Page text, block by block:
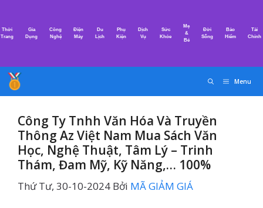
nội
Thời
Trang
Gia
Dụng
Công
Nghệ
Điện
Máy
Du
Lịch
Phụ
Kiện
Dịch
Vụ
Sức
Khỏe
Mẹ
&
Bé
Đời
Sống
Bảo
Hiểm
Tài
Chính
Menu
Công Ty Tnhh Văn Hóa Và Truyền
Thông Az Việt Nam Mua Sách Văn
Học, Nghệ Thuật, Tâm Lý – Trinh
Thám, Đam Mỹ, Kỹ Năng,… 100%
Thứ Tư, 30-10-2024 Bởi MÃ GIẢM GIÁ